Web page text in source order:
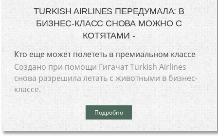
TURKISH AIRLINES ПЕРЕДУМАЛА: В
БИЗНЕС-КЛАСС СНОВА МОЖНО С
КОТЯТАМИ -
Кто еще может полететь в премиальном классе
Создано при помощи Гигачат Turkish Airlines
снова разрешила летать с животными в бизнес-
классе.
Подробно